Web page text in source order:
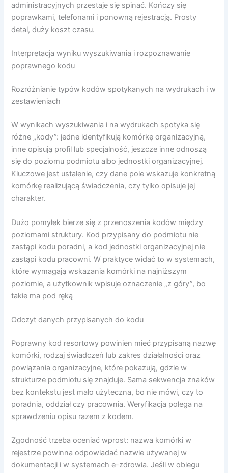
administracyjnych przestaje się spinać. Kończy się
poprawkami, telefonami i ponowną rejestracją. Prosty
detal, duży koszt czasu.
Interpretacja wyniku wyszukiwania i rozpoznawanie
poprawnego kodu
Rozróżnianie typów kodów spotykanych na wydrukach i w
zestawieniach
W wynikach wyszukiwania i na wydrukach spotyka się
różne „kody”: jedne identyfikują komórkę organizacyjną,
inne opisują profil lub specjalność, jeszcze inne odnoszą
się do poziomu podmiotu albo jednostki organizacyjnej.
Kluczowe jest ustalenie, czy dane pole wskazuje konkretną
komórkę realizującą świadczenia, czy tylko opisuje jej
charakter.
Dużo pomyłek bierze się z przenoszenia kodów między
poziomami struktury. Kod przypisany do podmiotu nie
zastąpi kodu poradni, a kod jednostki organizacyjnej nie
zastąpi kodu pracowni. W praktyce widać to w systemach,
które wymagają wskazania komórki na najniższym
poziomie, a użytkownik wpisuje oznaczenie „z góry”, bo
takie ma pod ręką
Odczyt danych przypisanych do kodu
Poprawny kod resortowy powinien mieć przypisaną nazwę
komórki, rodzaj świadczeń lub zakres działalności oraz
powiązania organizacyjne, które pokazują, gdzie w
strukturze podmiotu się znajduje. Sama sekwencja znaków
bez kontekstu jest mało użyteczna, bo nie mówi, czy to
poradnia, oddział czy pracownia. Weryfikacja polega na
sprawdzeniu opisu razem z kodem.
Zgodność trzeba oceniać wprost: nazwa komórki w
rejestrze powinna odpowiadać nazwie używanej w
dokumentacji i w systemach e-zdrowia. Jeśli w obiegu